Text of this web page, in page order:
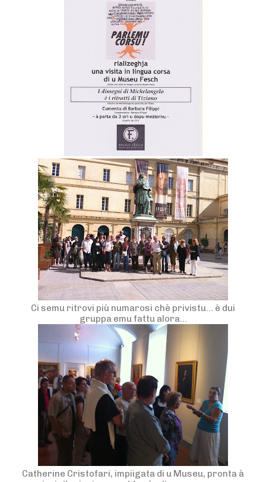
Ci semu ritrovi più numarosi chè privistu… è dui
gruppa emu fattu alora…
Catherine Cristofari, impiigata di u Museu, pronta à